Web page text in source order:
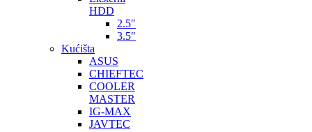
HDD
2.5″
3.5″
Kućišta
ASUS
CHIEFTEC
COOLER
MASTER
IG-MAX
JAVTEC